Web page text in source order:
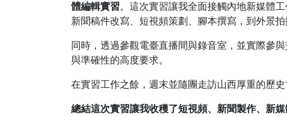
體編輯實習。這次實習讓我全面接觸內地新媒體
新聞稿件改寫、短視頻策劃、腳本撰寫，到外景
同時，透過參觀電臺直播間與錄音室，並實際參
與準確性的高度要求。
在實習工作之餘，週末並隨團走訪山西厚重的歷
總結這次實習讓我收穫了短視頻、新聞製作、新媒